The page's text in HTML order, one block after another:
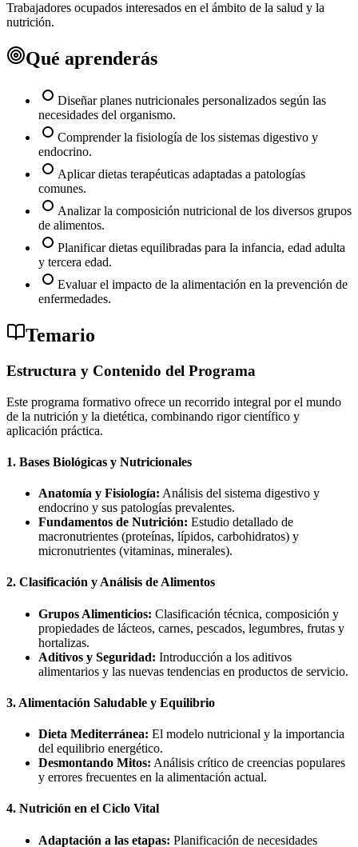
Trabajadores ocupados interesados en el ámbito de la salud y la
nutrición.
Qué aprenderás
Diseñar planes nutricionales personalizados según las
necesidades del organismo.
Comprender la fisiología de los sistemas digestivo y
endocrino.
Aplicar dietas terapéuticas adaptadas a patologías
comunes.
Analizar la composición nutricional de los diversos grupos
de alimentos.
Planificar dietas equilibradas para la infancia, edad adulta
y tercera edad.
Evaluar el impacto de la alimentación en la prevención de
enfermedades.
Temario
Estructura y Contenido del Programa
Este programa formativo ofrece un recorrido integral por el mundo
de la nutrición y la dietética, combinando rigor científico y
aplicación práctica.
1. Bases Biológicas y Nutricionales
Anatomía y Fisiología: Análisis del sistema digestivo y
endocrino y sus patologías prevalentes.
Fundamentos de Nutrición: Estudio detallado de
macronutrientes (proteínas, lípidos, carbohidratos) y
micronutrientes (vitaminas, minerales).
2. Clasificación y Análisis de Alimentos
Grupos Alimenticios: Clasificación técnica, composición y
propiedades de lácteos, carnes, pescados, legumbres, frutas y
hortalizas.
Aditivos y Seguridad: Introducción a los aditivos
alimentarios y las nuevas tendencias en productos de servicio.
3. Alimentación Saludable y Equilibrio
Dieta Mediterránea: El modelo nutricional y la importancia
del equilibrio energético.
Desmontando Mitos: Análisis crítico de creencias populares
y errores frecuentes en la alimentación actual.
4. Nutrición en el Ciclo Vital
Adaptación a las etapas: Planificación de necesidades